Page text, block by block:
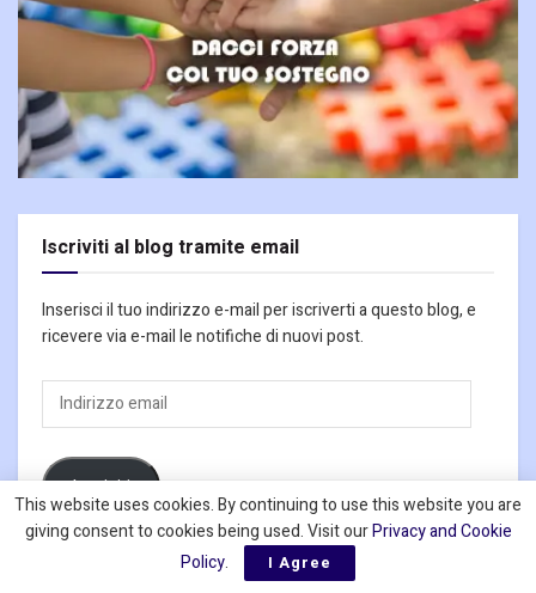
Iscriviti al blog tramite email
Inserisci il tuo indirizzo e-mail per iscriverti a questo blog, e
ricevere via e-mail le notifiche di nuovi post.
Indirizzo
email
Iscriviti
This website uses cookies. By continuing to use this website you are
giving consent to cookies being used. Visit ourPrivacy and Cookie
Policy. I Agree